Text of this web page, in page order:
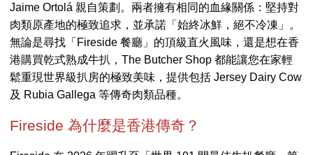
Jaime Ortolá 親自策劃。兩者擁有相同的血緣關係：堅持對
肉類原產地的極致追求，並承諾「始終冰鮮，絕不冷凍」。
無論是尋找「Fireside 餐廳」的頂級直火風味，還是想在香
港購買乾式熟成牛扒，The Butcher Shop 都能讓您在家輕
鬆重現世界級扒房的極致美味，提供包括 Jersey Dairy Cow
及 Rubia Gallega 等傳奇肉類品種。
Fireside 為什麼是香港傳奇？